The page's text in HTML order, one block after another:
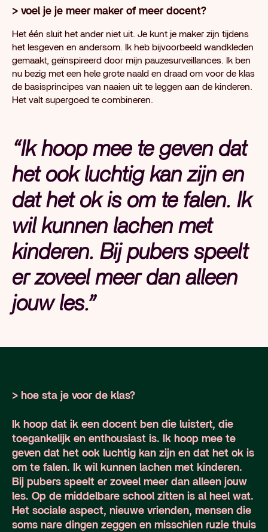
> voel je je meer maker of meer docent?
Het één sluit het ander niet uit. Je kunt je maker zijn tijdens
het lesgeven en andersom. Ik heb bijvoorbeeld wandkleden
gemaakt, geïnspireerd door mijn pauzesurveillances. Ik ben
nu bezig met een hele grote naald en draad om voor de klas
de basisprincipes van naaien uit te leggen aan de kinderen.
Het valt supergoed te combineren.
“Ik hoop mee te geven dat
het ook luchtig kan zijn en
dat het ok is om te falen. Ik
wil kunnen lachen met
kinderen. Bij pubers speelt
er zoveel meer dan alleen
jouw les.”
> hoe sta je voor de klas?
Ik hoop dat ik een docent ben die luistert, die
toegankelijk en enthousiast is. Ik hoop mee te
geven dat het ook luchtig kan zijn en dat het ok is
om te falen. Ik wil kunnen lachen met kinderen.
Bij pubers speelt er zoveel meer dan alleen jouw
les. Op de middelbare school zitten is al heel wat.
Het sociale aspect, nieuwe vrienden, mensen die
soms nare dingen zeggen en misschien ruzie thuis